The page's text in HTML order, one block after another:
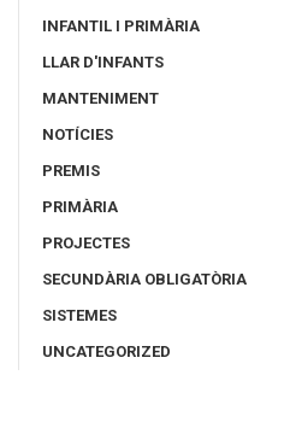
INFANTIL I PRIMÀRIA
LLAR D'INFANTS
MANTENIMENT
NOTÍCIES
PREMIS
PRIMÀRIA
PROJECTES
SECUNDÀRIA OBLIGATÒRIA
SISTEMES
UNCATEGORIZED